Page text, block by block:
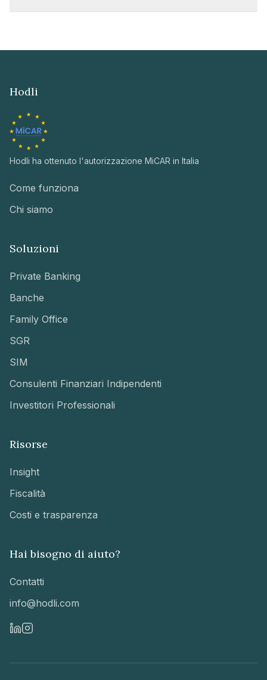
Hodli
Hodli ha ottenuto l'autorizzazione MiCAR in Italia
Come funziona
Chi siamo
Soluzioni
Private Banking
Banche
Family Office
SGR
SIM
Consulenti Finanziari Indipendenti
Investitori Professionali
Risorse
Insight
Fiscalità
Costi e trasparenza
Hai bisogno di aiuto?
Contatti
info@hodli.com